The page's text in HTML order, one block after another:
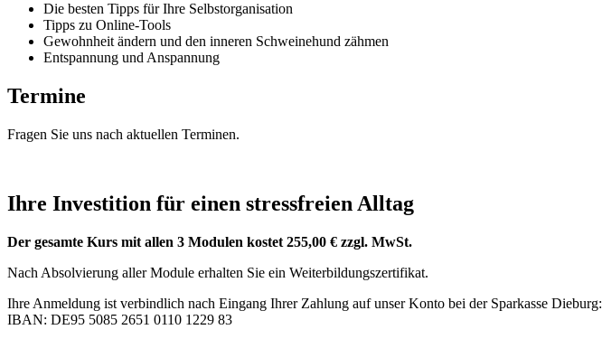
Die besten Tipps für Ihre Selbstorganisation
Tipps zu Online-Tools
Gewohnheit ändern und den inneren Schweinehund zähmen
Entspannung und Anspannung
Termine
Fragen Sie uns nach aktuellen Terminen.
Ihre Investition für einen stressfreien Alltag
Der gesamte Kurs mit allen 3 Modulen kostet 255,00 € zzgl. MwSt.
Nach Absolvierung aller Module erhalten Sie ein Weiterbildungszertifikat.
Ihre Anmeldung ist verbindlich nach Eingang Ihrer Zahlung auf unser Konto bei der Sparkasse Dieburg:
IBAN: DE95 5085 2651 0110 1229 83